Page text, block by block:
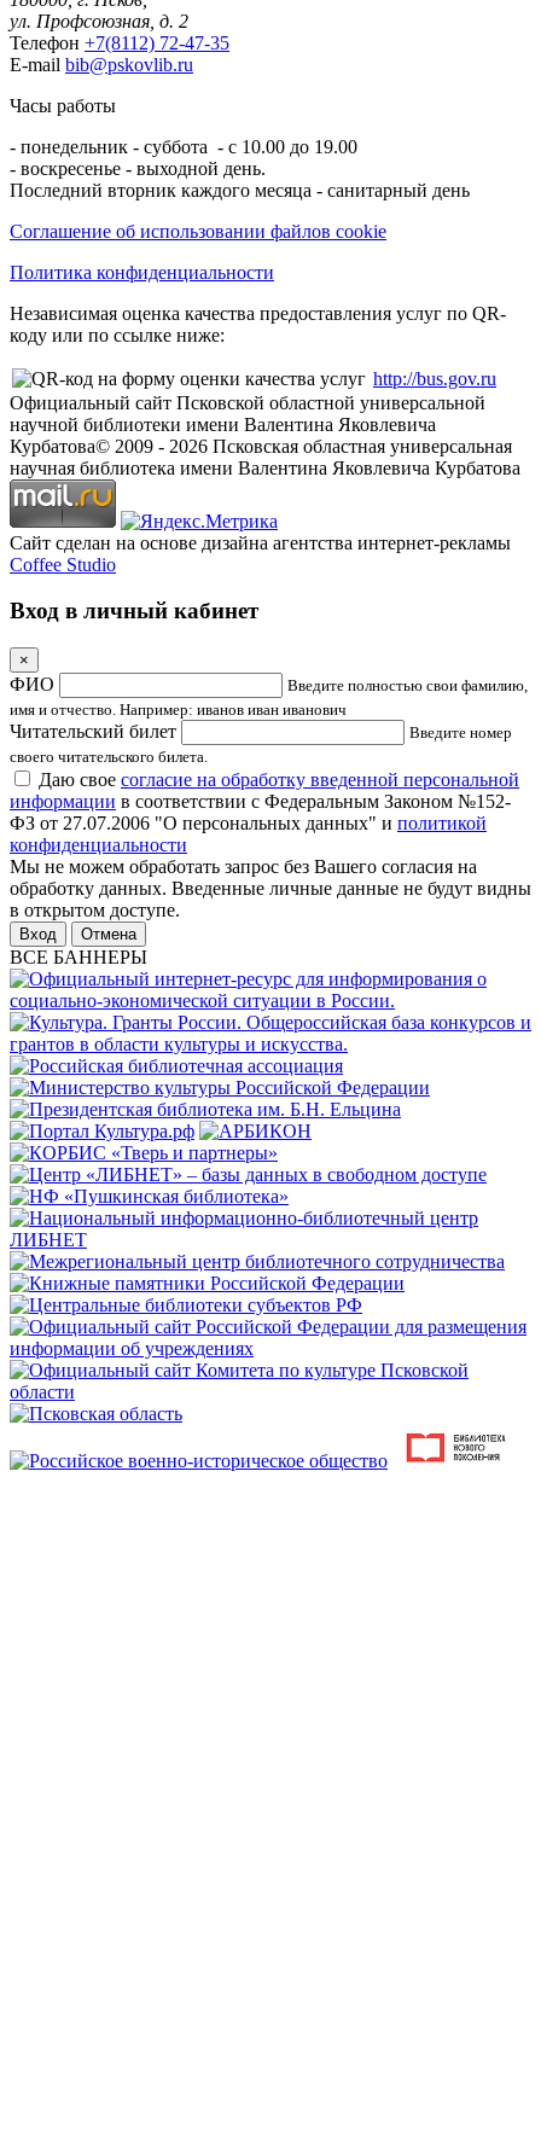
ул. Профсоюзная, д. 2
Телефон +7(8112) 72-47-35
E-mail bib@pskovlib.ru
Часы работы
- понедельник - суббота - с 10.00 до 19.00
- воскресенье - выходной день.
Последний вторник каждого месяца - санитарный день
Соглашение об использовании файлов cookie
Политика конфиденциальности
Независимая оценка качества предоставления услуг по QR-
коду или по ссылке ниже:
http://bus.gov.ru
Официальный сайт Псковской областной универсальной
научной библиотеки имени Валентина Яковлевича
Курбатова© 2009 - 2026 Псковская областная универсальная
научная библиотека имени Валентина Яковлевича Курбатова
Сайт сделан на основе дизайна агентства интернет-рекламы
Coffee Studio
Вход в личный кабинет
×
ФИО
Введите полностью свои фамилию,
имя и отчество. Например: иванов иван иванович
Читательский билет
Введите номер
своего читательского билета.
Даю свое согласие на обработку введенной персональной
информации в соответствии с Федеральным Законом №152-
ФЗ от 27.07.2006 "О персональных данных" и политикой
конфиденциальности
Мы не можем обработать запрос без Вашего согласия на
обработку данных. Введенные личные данные не будут видны
в открытом доступе.
Отмена
ВСЕ БАННЕРЫ